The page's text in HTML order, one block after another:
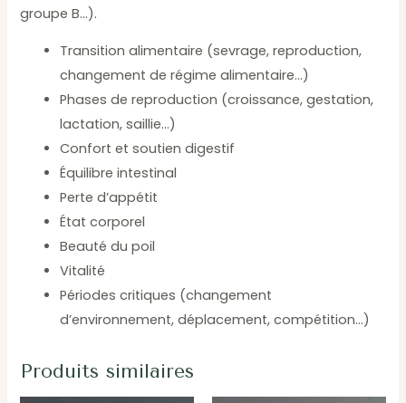
groupe B…).
Transition alimentaire (sevrage, reproduction,
changement de régime alimentaire…)
Phases de reproduction (croissance, gestation,
lactation, saillie…)
Confort et soutien digestif
Équilibre intestinal
Perte d’appétit
État corporel
Beauté du poil
Vitalité
Périodes critiques (changement
d’environnement, déplacement, compétition…)
Produits similaires